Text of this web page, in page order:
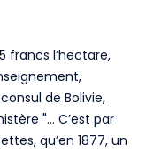
francs l’hectare,
de Bolivie,
"… C’est par
qu’en 1877, un